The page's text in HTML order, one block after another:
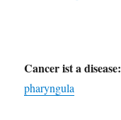
Cancer ist a disease:
pharyngula